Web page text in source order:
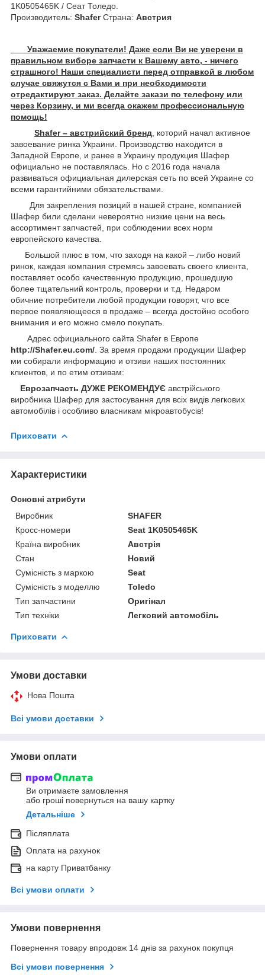
1K0505465K / Сеат Толедо.
Производитель: ShaferСтрана: Австрия
Уважаемие покупатели! Даже если Ви не уверени в
правильном виборе запчасти к Вашему авто, - ничего
страшного! Наши специалисти перед отправкой в любом
случае свяжутся с Вами и при необходимости
отредактируют заказ. Делайте закази по телефону или
через Корзину, и ми всегда окажем профессиональную
помощь!
Shafer – австрийский бренд , которий начал активное
завоевание ринка Украини. Производство находится в
Западной Европе, и ранее в Украину продукция Шафер
официально не поставлялась. Но с 2016 года начала
развиваться официальная дилерская сеть по всей Украине со
всеми гарантийними обязательствами.
Для закрепления позиций в нашей стране, компанией
Шафер били сделани невероятно низкие цени на весь
ассортимент запчастей, при соблюдении всех норм
европейского качества.
Большой плюс в том, что заходя на какой – либо новий
ринок, каждая компания стремясь завоевать своего клиента,
поставляет особо качественную продукцию, прошедшую
более тщательний контроль, проверки и т.д. Недаром
обичние потребители любой продукции говорят, что все
первое появляющееся в продаже – всегда достойно особого
внимания и его можно смело покупать.
Адрес официального сайта Shafer в Европе
http://Shafer.eu.com/ . За время продажи продукции Шафер
ми собирали информацию и отзиви наших постоянних
клиентов, и по етим отзивам:
Еврозапчасть ДУЖЕ РЕКОМЕНДУЄ австрійського
виробника Шафер для застосування для всіх видів легкових
автомобілів і особливо власникам мікроавтобусів!
Приховати
Характеристики
Основні атрибути
Виробник
SHAFER
Кросс-номери
Seat 1K0505465K
Країна виробник
Австрія
Стан
Новий
Сумісність з маркою
Seat
Сумісність з моделлю
Toledo
Тип запчастини
Оригінал
Тип техніки
Легковий автомобіль
Приховати
Умови доставки
Нова Пошта
Всі умови доставки
Умови оплати
Ви отримаєте замовлення
або гроші повернуться на вашу картку
Детальніше
Післяплата
Оплата на рахунок
на карту Приватбанку
Всі умови оплати
Умови повернення
Повернення товару впродовж 14 днів за рахунок покупця
Всі умови повернення